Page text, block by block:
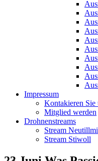
Impressum
Kontakieren Sie
Mitglied werden
Drohnenstreams
Stream
Stream Stiwoll